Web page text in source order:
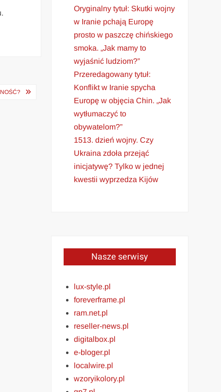
Oryginalny tytuł: Skutki wojny
w Iranie pchają Europę
prosto w paszczę chińskiego
smoka. „Jak mamy to
wyjaśnić ludziom?”
Przeredagowany tytuł:
Konflikt w Iranie spycha
Europę w objęcia Chin. „Jak
wytłumaczyć to
obywatelom?”
1513. dzień wojny. Czy
Ukraina zdoła przejąć
inicjatywę? Tylko w jednej
kwestii wyprzedza Kijów
Nasze serwisy
lux-style.pl
foreverframe.pl
ram.net.pl
reseller-news.pl
digitalbox.pl
e-bloger.pl
localwire.pl
wzoryikolory.pl